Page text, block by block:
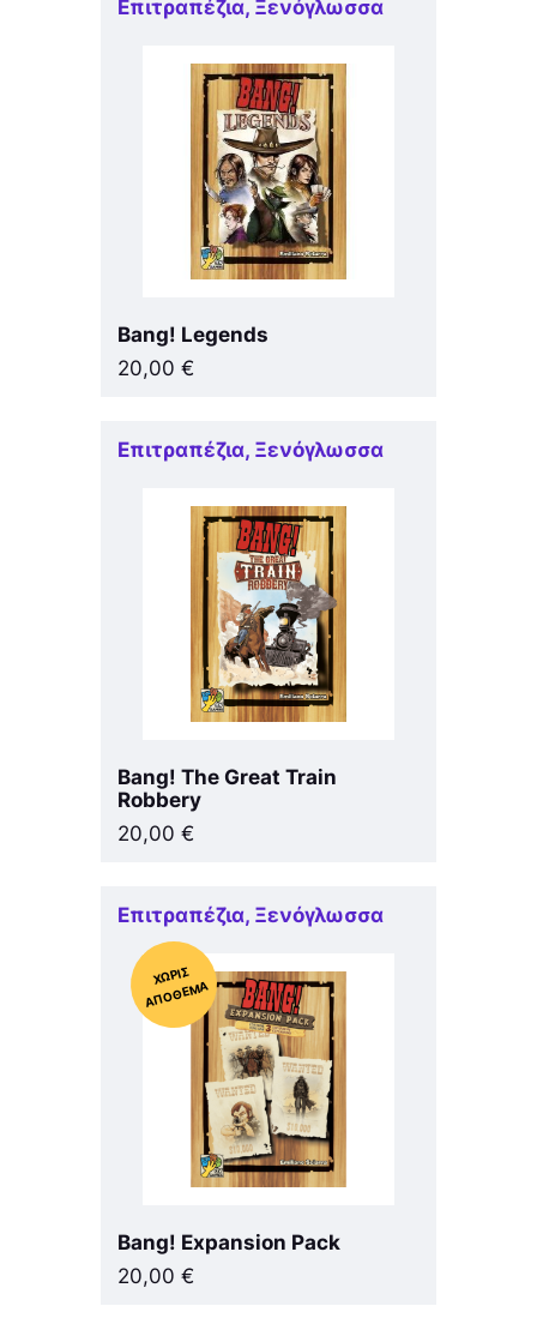
Επιτραπέζια, Ξενόγλωσσα
Bang! Legends
20,00 €
Επιτραπέζια, Ξενόγλωσσα
Bang! The Great Train
Robbery
20,00 €
Επιτραπέζια, Ξενόγλωσσα
Χ
ΩΡΊΣ
Α
Π
Ό
ΘΕ
ΜΑ
Bang! Expansion Pack
20,00 €